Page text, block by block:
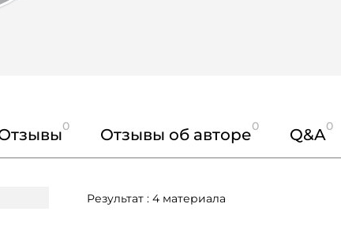
0 Отзывы об авторе0 Q&A0
Результат : 4 материала